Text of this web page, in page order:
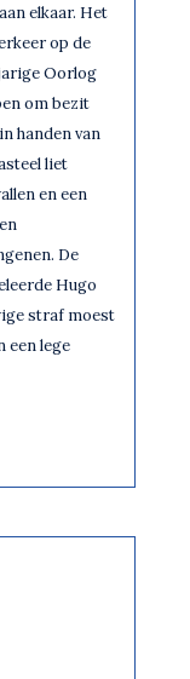
elkaar. Het
op de
Oorlog
om bezit
handen van
liet
en een
De
Hugo
straf moest
een lege